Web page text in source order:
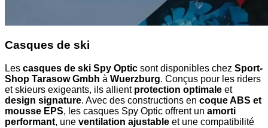
Casques de ski
Les casques de ski Spy Optic sont disponibles chez Sport-
Shop Tarasow Gmbh à Wuerzburg. Conçus pour les riders
et skieurs exigeants, ils allient protection optimale et
design signature. Avec des constructions en coque ABS et
mousse EPS, les casques Spy Optic offrent un amorti
performant, une ventilation ajustable et une compatibilité